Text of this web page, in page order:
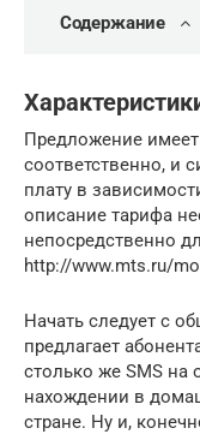
Содержание
Предложение
соответственно, и
плату в
описание тарифа
непосредственно
http://www.mts.ru/
Начать следует с
предлагает
столько же SMS на
нахождении в
стране. Ну и,